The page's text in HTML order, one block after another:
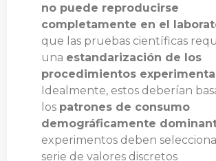
no puede reproducirse
completamente en el
que las pruebas científicas
una estandarización de los
procedimientos
Idealmente, estos deberían
los patrones de consumo
demográficamente
experimentos deben
serie de valores discretos